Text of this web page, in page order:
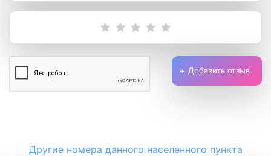
Добавить отзыв
Другие номера данного населенного пункта